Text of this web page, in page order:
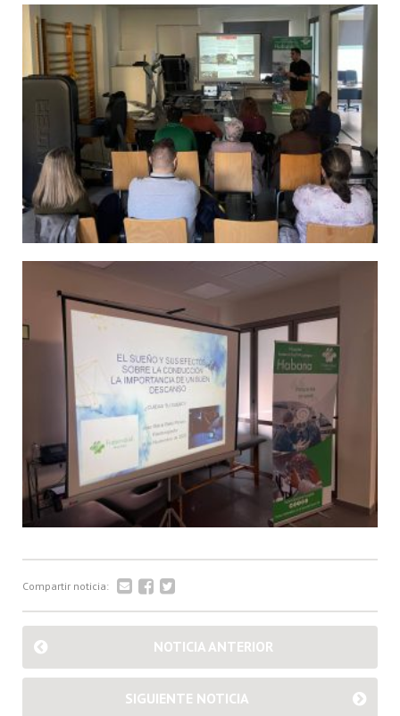
Compartir noticia:
NOTICIA ANTERIOR
SIGUIENTE NOTICIA